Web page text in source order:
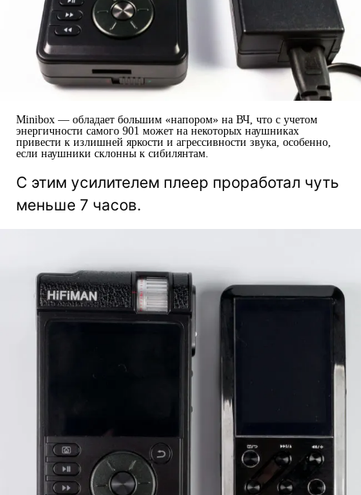
Minibox — обладает большим «напором» на ВЧ, что с учетом
энергичности самого 901 может на некоторых наушниках
привести к излишней яркости и агрессивности звука, особенно,
если наушники склонны к сибилянтам.
С этим усилителем плеер проработал чуть
меньше 7 часов.